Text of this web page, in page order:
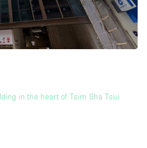
in the heart of Tsim Sha Tsui